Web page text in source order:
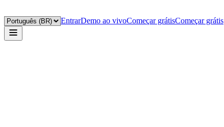
EntrarDemo ao vivoComeçar grátisComeçar grátis